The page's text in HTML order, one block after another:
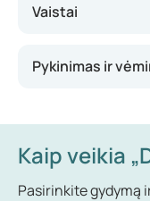
priežasčių.
sutrikusi
užkietėjimą.
Vaistai
Pykinimas ir
Kaip veikia
Pasirinkite gydymą